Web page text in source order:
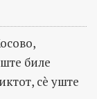
биле
сè уште